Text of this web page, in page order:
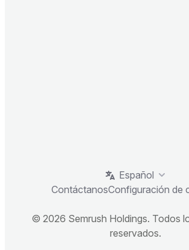
Español
ContáctanosConfiguración de
© 2026 Semrush Holdings. Todos
reservados.